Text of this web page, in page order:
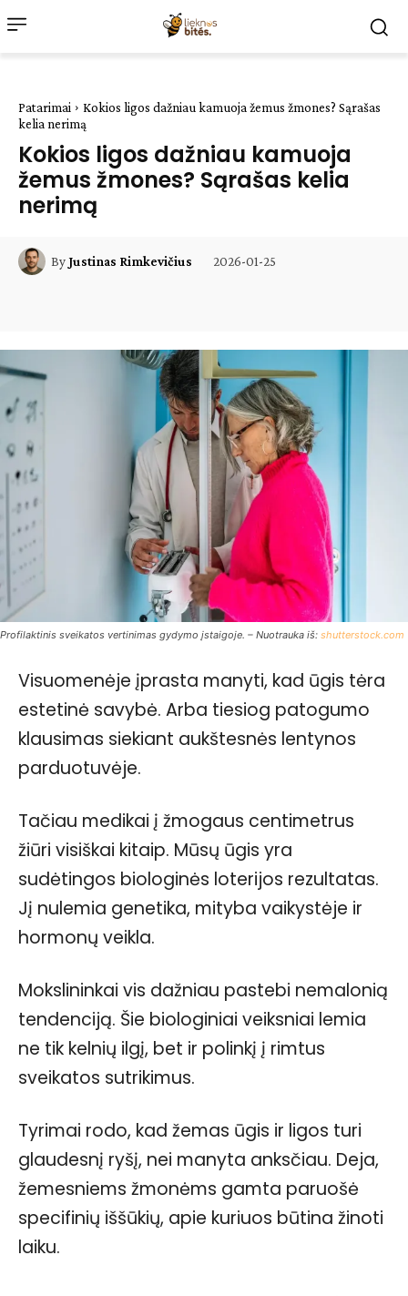
Patarimai
Kokios ligos dažniau kamuoja žemus žmones? Sąrašas
kelia nerimą
Kokios ligos dažniau kamuoja
žemus žmones? Sąrašas kelia
nerimą
ByJustinas Rimkevičius 2026-01-25
Profilaktinis sveikatos vertinimas gydymo įstaigoje. – Nuotrauka iš: shutterstock.com
Visuomenėje įprasta manyti, kad ūgis tėra
estetinė savybė. Arba tiesiog patogumo
klausimas siekiant aukštesnės lentynos
parduotuvėje.
Tačiau medikai į žmogaus centimetrus
žiūri visiškai kitaip. Mūsų ūgis yra
sudėtingos biologinės loterijos rezultatas.
Jį nulemia genetika, mityba vaikystėje ir
hormonų veikla.
Mokslininkai vis dažniau pastebi nemalonią
tendenciją. Šie biologiniai veiksniai lemia
ne tik kelnių ilgį, bet ir polinkį į rimtus
sveikatos sutrikimus.
Tyrimai rodo, kad žemas ūgis ir ligos turi
glaudesnį ryšį, nei manyta anksčiau. Deja,
žemesniems žmonėms gamta paruošė
specifinių iššūkių, apie kuriuos būtina žinoti
laiku.